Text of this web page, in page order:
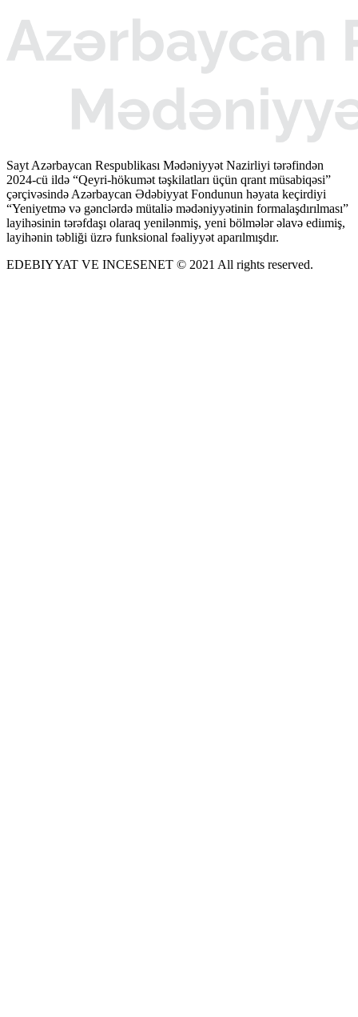
Sayt Azərbaycan Respublikası Mədəniyyət Nazirliyi tərəfindən
2024-cü ildə “Qeyri-hökumət təşkilatları üçün qrant müsabiqəsi”
çərçivəsində Azərbaycan Ədəbiyyat Fondunun həyata keçirdiyi
“Yeniyetmə və gənclərdə mütaliə mədəniyyətinin formalaşdırılması”
layihəsinin tərəfdaşı olaraq yenilənmiş, yeni bölmələr əlavə ediımiş,
layihənin təbliği üzrə funksional fəaliyyət aparılmışdır.
EDEBIYYAT VE INCESENET © 2021 All rights reserved.